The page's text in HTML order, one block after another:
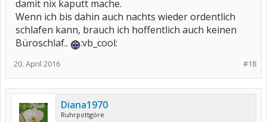
damit nix kaputt mache.
Wenn ich bis dahin auch nachts wieder ordentlich
schlafen kann, brauch ich hoffentlich auch keinen
Büroschlaf..
:vb_cool:
#18
20. April 2016
Diana1970
Ruhrpottgöre